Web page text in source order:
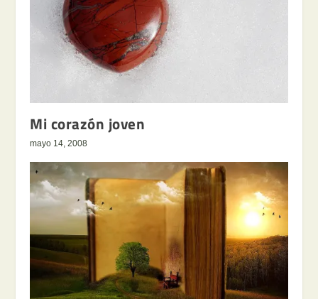
Mi corazón joven
mayo 14, 2008